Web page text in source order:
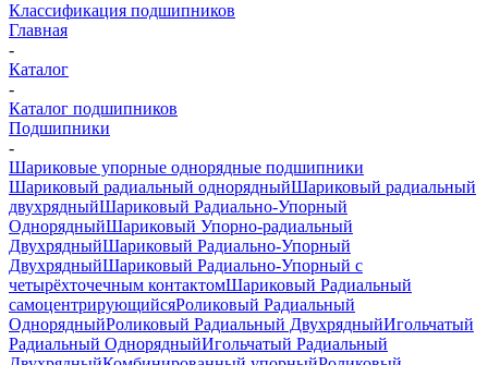
Классификация подшипников
Главная
-
Каталог
-
Каталог подшипников
Подшипники
-
Шариковые упорные однорядные подшипники
Шариковый радиальный однорядныйШариковый радиальный
двухрядныйШариковый Радиально-Упорный
ОднорядныйШариковый Упорно-радиальный
ДвухрядныйШариковый Радиально-Упорный
ДвухрядныйШариковый Радиально-Упорный с
четырёхточечным контактомШариковый Радиальный
самоцентрирующийсяРоликовый Радиальный
ОднорядныйРоликовый Радиальный ДвухрядныйИгольчатый
Радиальный ОднорядныйИгольчатый Радиальный